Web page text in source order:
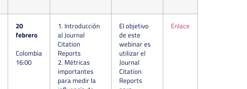
20
febrero
Colombia
16:00
1. Introducción
al Journal
Citation
Reports
2. Métricas
importantes
para medir la
El objetivo
de este
webinar es
utilizar el
Journal
Citation
Reports
Enlace